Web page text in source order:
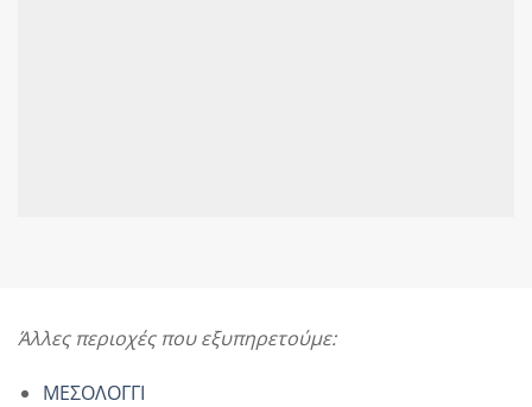
Άλλες περιοχές που εξυπηρετούμε:
ΜΕΣΟΛΟΓΓΙ